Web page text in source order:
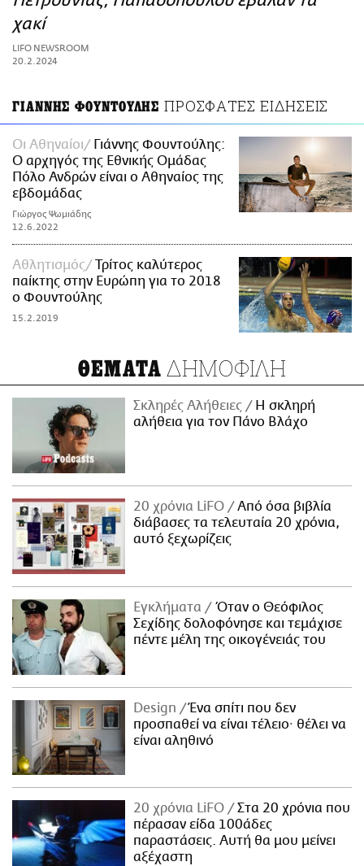
ΑΜΠΑ
PRINT
χακί
LIFO NEWSROOM
20.2.2024
ΓΙΑΝΝΗΣ ΦΟΥΝΤΟΥΛΗΣ ΠΡΟΣΦΑΤΕΣ ΕΙΔΗΣΕΙΣ
Οι Αθηναίοι
Γιάννης Φουντούλης:
Ο αρχηγός της Εθνικής Ομάδας
Πόλο Ανδρών είναι ο Αθηναίος της
εβδομάδας
Γιώργος Ψωμιάδης
12.6.2022
Αθλητισμός
Τρίτος καλύτερος
παίκτης στην Ευρώπη για το 2018
ο Φουντούλης
15.2.2019
ΘΕΜΑΤΑ ΔΗΜΟΦΙΛΗ
Σκληρές Αλήθειες
H σκληρή
αλήθεια για τον Πάνο Βλάχο
20 χρόνια LiFO
Από όσα βιβλία
διάβασες τα τελευταία 20 χρόνια,
αυτό ξεχωρίζεις
Εγκλήματα
Όταν ο Θεόφιλος
Σεχίδης δολοφόνησε και τεμάχισε
πέντε μέλη της οικογένειάς του
Design
Ένα σπίτι που δεν
προσπαθεί να είναι τέλειο· θέλει να
είναι αληθινό
20 χρόνια LiFO
Στα 20 χρόνια που
πέρασαν είδα 100άδες
παραστάσεις. Αυτή θα μου μείνει
αξέχαστη